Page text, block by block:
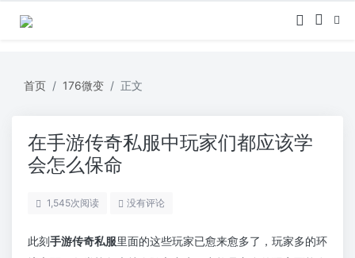
首页 176微变 正文
在手游传奇私服中玩家们都应该学
会怎么保命
1,545次阅读 没有评论
此刻手游传奇私服里面的这些玩家已愈来愈多了，玩家多的环